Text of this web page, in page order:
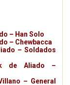
– Han Solo
– Chewbacca
– Soldados
de Aliado –
– General